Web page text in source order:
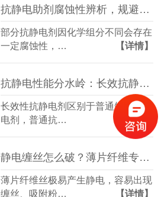
抗静电助剂腐蚀性辨析，规避基材腐蚀损坏风险
部分抗静电剂因化学组分不同会存在
一定腐蚀性，…
【详情】
抗静电性能分水岭：长效抗静电剂与普通助剂对比
长效性抗静电剂区别于普通短效抗静
电剂，普通抗…
【详情】
静电缠丝怎么破？薄片纤维专用抗静电剂干货
薄片纤维丝极易产生静电，容易出现
缠丝、吸附粉…
【详情】